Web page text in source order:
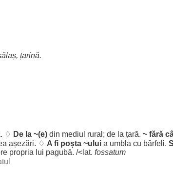
, țarină.
. ♢ De la ~(e) din mediul rural ; de la țară. ~ fără
așezări. ♢ A fi poșta ~ului a umbla cu bârfeli.
propria lui pagubă. /<lat. fossatum